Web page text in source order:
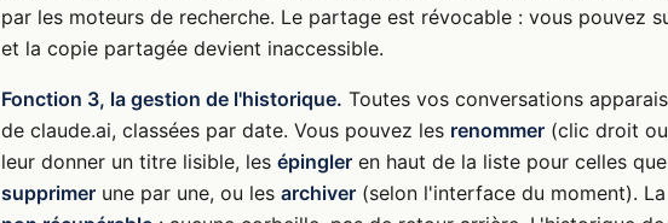
par les moteurs de recherche. Le partage est révocable : vous pouvez
et la copie partagée devient inaccessible.
Fonction 3, la gestion de l'historique. Toutes vos conversations
de claude.ai, classées par date. Vous pouvez les renommer (clic droit
leur donner un titre lisible, les épingler en haut de la liste pour celles
supprimer une par une, ou les archiver (selon l'interface du moment).